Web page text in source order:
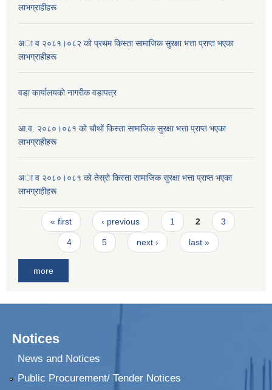
लाभग्राहीहरू
अा व २०८१।०८२ काे प्रथम किस्ता सामाजिक सुरक्षा भत्ता प्राप्त भएका
लाभग्राहीहरू
वडा कार्यालयकाे नागरीक वडापत्र
आ.व. २०८०।०८१ काे चाैथाें किस्ता सामाजिक सुरक्षा भत्ता प्राप्त भएका
लाभग्राहीहरू
अा व २०८०।०८१ काे तेस्राे किस्ता सामाजिक सुरक्षा भत्ता प्राप्त भएका
लाभग्राहीहरू
Pages
« first ‹ previous 1 2 3
4 5 next › last »
more
Notices
News and Notices
Public Procurement/ Tender Notices